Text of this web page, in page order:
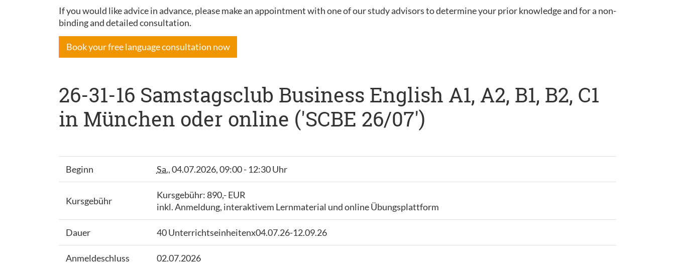
If you would like advice in advance, please make an appointment with one of our study advisors to determine your prior knowledge and for a non-
binding and detailed consultation.
Book your free language consultation now
26-31-16 Samstagsclub Business English A1, A2, B1, B2, C1
in München oder online ('SCBE 26/07')
Beginn Sa., 04.07.2026, 09:00 - 12:30 Uhr
Kursgebühr
Kursgebühr: 890,- EUR
inkl. Anmeldung, interaktivem Lernmaterial und online Übungsplattform
Dauer 40 Unterrichtseinheitenx04.07.26-12.09.26
Anmeldeschluss 02.07.2026